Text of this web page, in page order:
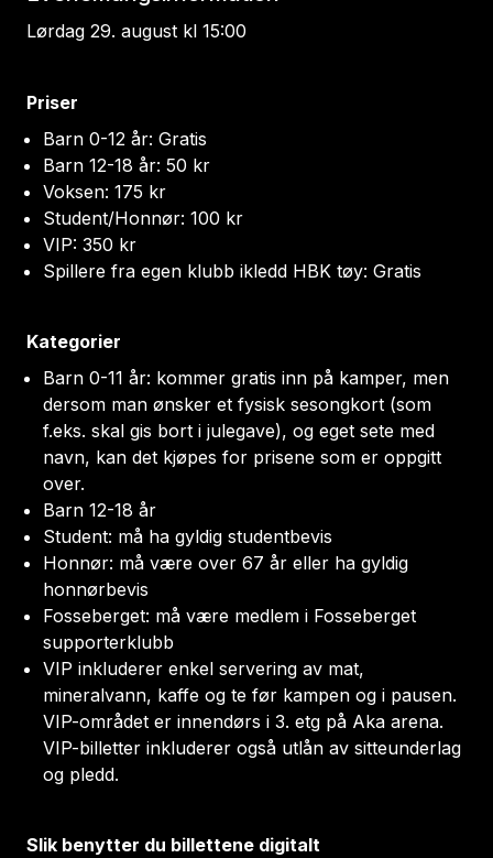
Lørdag 29. august kl 15:00
Priser
Barn 0-12 år: Gratis
Barn 12-18 år: 50 kr
Voksen: 175 kr
Student/Honnør: 100 kr
VIP: 350 kr
Spillere fra egen klubb ikledd HBK tøy: Gratis
Kategorier
Barn 0-11 år: kommer gratis inn på kamper, men
dersom man ønsker et fysisk sesongkort (som
f.eks. skal gis bort i julegave), og eget sete med
navn, kan det kjøpes for prisene som er oppgitt
over.
Barn 12-18 år
Student: må ha gyldig studentbevis
Honnør: må være over 67 år eller ha gyldig
honnørbevis
Fosseberget: må være medlem i Fosseberget
supporterklubb
VIP inkluderer enkel servering av mat,
mineralvann, kaffe og te før kampen og i pausen.
VIP-området er innendørs i 3. etg på Aka arena.
VIP-billetter inkluderer også utlån av sitteunderlag
og pledd.
Slik benytter du billettene digitalt